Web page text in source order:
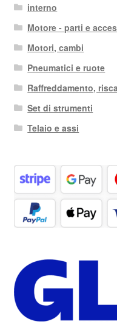
interno
Motore - parti e
Motori, cambi
Pneumatici e ruote
Raffreddamento,
Set di strumenti
Telaio e assi